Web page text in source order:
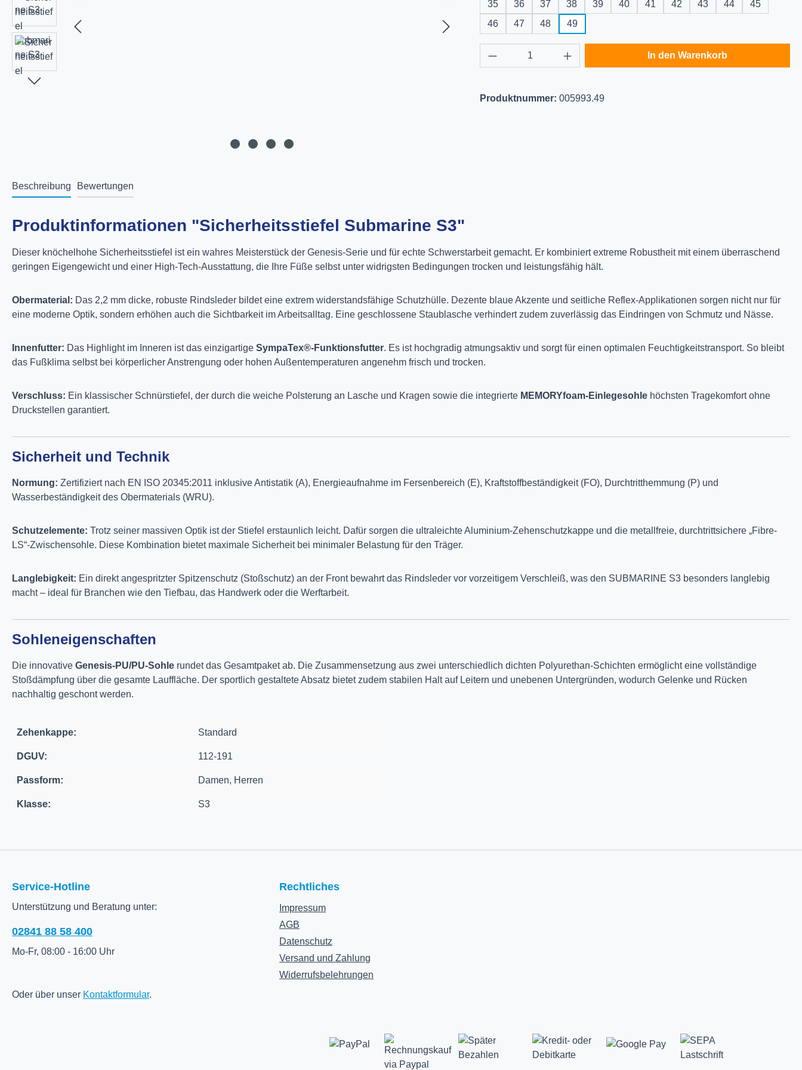
35 36 37 38 39 40 41 42 43 44
45
46
47 48 49
Produkt Anzahl: Gib den gewünschten Wert ein
In den Warenkorb
Produktnummer: 005993.49
Beschreibung Bewertungen
Produktinformationen "Sicherheitsstiefel Submarine S3"
Dieser knöchelhohe Sicherheitsstiefel ist ein wahres Meisterstück der Genesis-Serie und für echte Schwerstarbeit gemacht. Er kombiniert extreme Robustheit mit einem überraschend
geringen Eigengewicht und einer High-Tech-Ausstattung, die Ihre Füße selbst unter widrigsten Bedingungen trocken und leistungsfähig hält.
Obermaterial: Das 2,2 mm dicke, robuste Rindsleder bildet eine extrem widerstandsfähige Schutzhülle. Dezente blaue Akzente und seitliche Reflex-Applikationen sorgen nicht nur für
eine moderne Optik, sondern erhöhen auch die Sichtbarkeit im Arbeitsalltag. Eine geschlossene Staublasche verhindert zudem zuverlässig das Eindringen von Schmutz und Nässe.
Innenfutter: Das Highlight im Inneren ist das einzigartige SympaTex®-Funktionsfutter. Es ist hochgradig atmungsaktiv und sorgt für einen optimalen Feuchtigkeitstransport. So bleibt
das Fußklima selbst bei körperlicher Anstrengung oder hohen Außentemperaturen angenehm frisch und trocken.
Verschluss: Ein klassischer Schnürstiefel, der durch die weiche Polsterung an Lasche und Kragen sowie die integrierte MEMORYfoam-Einlegesohle höchsten Tragekomfort ohne
Druckstellen garantiert.
Sicherheit und Technik
Normung: Zertifiziert nach EN ISO 20345:2011 inklusive Antistatik (A), Energieaufnahme im Fersenbereich (E), Kraftstoffbeständigkeit (FO), Durchtritthemmung (P) und
Wasserbeständigkeit des Obermaterials (WRU).
Schutzelemente: Trotz seiner massiven Optik ist der Stiefel erstaunlich leicht. Dafür sorgen die ultraleichte Aluminium-Zehenschutzkappe und die metallfreie, durchtrittsichere „Fibre-
LS“-Zwischensohle. Diese Kombination bietet maximale Sicherheit bei minimaler Belastung für den Träger.
Langlebigkeit: Ein direkt angespritzter Spitzenschutz (Stoßschutz) an der Front bewahrt das Rindsleder vor vorzeitigem Verschleiß, was den SUBMARINE S3 besonders langlebig
macht – ideal für Branchen wie den Tiefbau, das Handwerk oder die Werftarbeit.
Sohleneigenschaften
Die innovative Genesis-PU/PU-Sohle rundet das Gesamtpaket ab. Die Zusammensetzung aus zwei unterschiedlich dichten Polyurethan-Schichten ermöglicht eine vollständige
Stoßdämpfung über die gesamte Lauffläche. Der sportlich gestaltete Absatz bietet zudem stabilen Halt auf Leitern und unebenen Untergründen, wodurch Gelenke und Rücken
nachhaltig geschont werden.
Zehenkappe: Standard
DGUV: 112-191
Passform: Damen, Herren
Klasse: S3
Service-Hotline
Unterstützung und Beratung unter:
02841 88 58 400
Mo-Fr, 08:00 - 16:00 Uhr
Oder über unser Kontaktformular.
Rechtliches
Impressum
AGB
Datenschutz
Versand und Zahlung
Widerrufsbelehrungen